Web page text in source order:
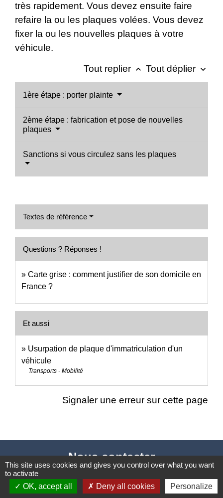
très rapidement. Vous devez ensuite faire
refaire la ou les plaques volées. Vous devez
fixer la ou les nouvelles plaques à votre
véhicule.
Tout replier keyboard_arrow_up Tout déplier keyboard_arrow_down
1ère étape : porter plainte
2ème étape : fabrication et pose de nouvelles
plaques
Sanctions si vous circulez sans les plaques
Textes de référence
Questions ? Réponses !
Carte grise : comment justifier de son domicile en
France ?
Et aussi
Usurpation de plaque d'immatriculation d'un
véhicule
Transports - Mobilité
Signaler une erreur sur cette page
Nous contacter
1 rue de la Mairie
This site uses cookies and gives you control over what you want
to activate
OK, accept all
Deny all cookies Personalize